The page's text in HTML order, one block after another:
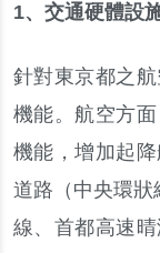
1、 交通硬體設
針對東京都之航
機能。航空方面
機能 ，增加起
道路 （ 中央環狀
線、 首都高速